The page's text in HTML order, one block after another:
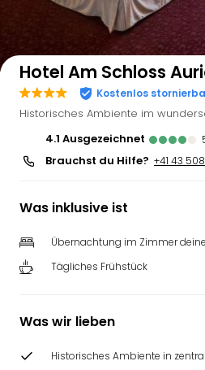
Hotel Am Schloss
Kostenlos
Historisches Ambiente im
4.1
ausgezeichnet
Brauchst du Hilfe? +41 43
Was inklusive ist
Übernachtung im Zimmer
Tägliches Frühstück
Was wir lieben
Historisches Ambiente in